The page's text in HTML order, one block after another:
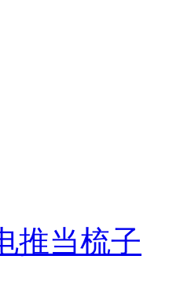
窜
推当梳子